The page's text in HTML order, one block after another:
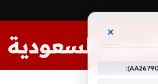
السعودية ×